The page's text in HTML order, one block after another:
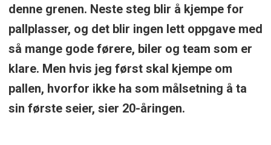
denne grenen. Neste steg blir å kjempe for
pallplasser, og det blir ingen lett oppgave med
så mange gode førere, biler og team som er
klare. Men hvis jeg først skal kjempe om
pallen, hvorfor ikke ha som målsetning å ta
sin første seier, sier 20-åringen.